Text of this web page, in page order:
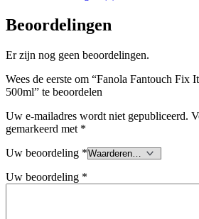
Beoordelingen
Er zijn nog geen beoordelingen.
Wees de eerste om “Fanola Fantouch Fix
500ml” te beoordelen
Uw e-mailadres wordt niet gepubliceerd.
gemarkeerd met *
Uw beoordeling *
Uw beoordeling *